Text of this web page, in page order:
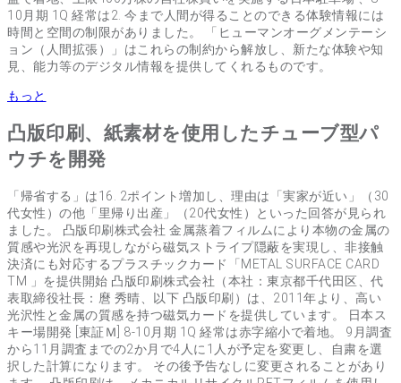
10月期 1Q 経常は2. 今まで人間が得ることのできる体験情報には
時間と空間の制限がありました。 「ヒューマンオーグメンテーシ
ョン（人間拡張）」はこれらの制約から解放し、新たな体験や知
見、能力等のデジタル情報を提供してくれるものです。
もっと
凸版印刷、紙素材を使用したチューブ型パ
ウチを開発
「帰省する」は16. 2ポイント増加し、理由は「実家が近い」（30
代女性）の他「里帰り出産」（20代女性）といった回答が見られ
ました。 凸版印刷株式会社 金属蒸着フィルムにより本物の金属の
質感や光沢を再現しながら磁気ストライプ隠蔽を実現し、非接触
決済にも対応するプラスチックカード「METAL SURFACE CARD
TM 」を提供開始 凸版印刷株式会社（本社：東京都千代田区、代
表取締役社長：麿 秀晴、以下 凸版印刷）は、2011年より、高い
光沢性と金属の質感を持つ磁気カードを提供しています。 日本ス
キー場開発 [東証Ｍ] 8-10月期 1Q 経常は赤字縮小で着地。 9月調査
から11月調査までの2か月で4人に1人が予定を変更し、自粛を選
択した計算になります。 その後予告なしに変更されることがあり